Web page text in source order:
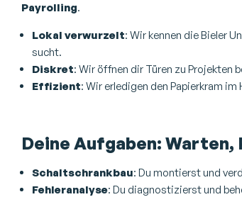
Payrolling.
Lokal verwurzelt: Wir kennen die Bieler
sucht.
Diskret: Wir öffnen dir Türen zu Projekten
Effizient: Wir erledigen den Papierkram
Deine Aufgaben:
Schaltschrankbau: Du montierst und
Fehleranalyse: Du diagnostizierst und